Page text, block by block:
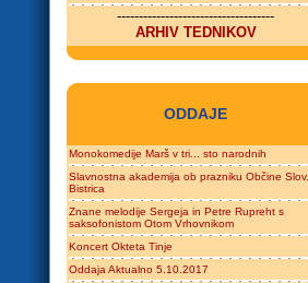
------------------------------------
ARHIV TEDNIKOV
ODDAJE
Monokomedije Marš v tri... sto narodnih
Slavnostna akademija ob prazniku Občine Slov.
Bistrica
Znane melodije Sergeja in Petre Rupreht s
saksofonistom Otom Vrhovnikom
Koncert Okteta Tinje
Oddaja Aktualno 5.10.2017